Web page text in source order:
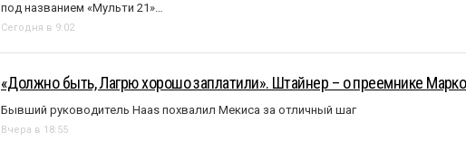
под названием «Mульти 21»…
Сегодня в 9:02
«Должно быть, Лагрю хорошо заплатили». Штайнер – о преемнике Марко
Бывший руководитель Haas похвалил Мекиса за отличный шаг
Вчера в 18:55